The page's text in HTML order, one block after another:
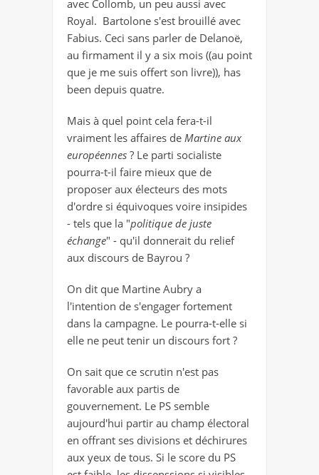
avec Collomb, un peu aussi avec
Royal. Bartolone s'est brouillé avec
Fabius. Ceci sans parler de Delanoë,
au firmament il y a six mois ((au point
que je me suis offert son livre)), has
been depuis quatre.
Mais à quel point cela fera-t-il
vraiment les affaires de Martine aux
européennes ? Le parti socialiste
pourra-t-il faire mieux que de
proposer aux électeurs des mots
d'ordre si équivoques voire insipides
- tels que la "politique de juste
échange" - qu'il donnerait du relief
aux discours de Bayrou ?
On dit que Martine Aubry a
l'intention de s'engager fortement
dans la campagne. Le pourra-t-elle si
elle ne peut tenir un discours fort ?
On sait que ce scrutin n'est pas
favorable aux partis de
gouvernement. Le PS semble
aujourd'hui partir au champ électoral
en offrant ses divisions et déchirures
aux yeux de tous. Si le score du PS